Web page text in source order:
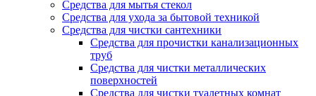
Средства для мытья стекол
Средства для ухода за бытовой техникой
Средства для чистки сантехники
Средства для прочистки канализационных
труб
Средства для чистки металлических
поверхностей
Средства для чистки туалетных комнат